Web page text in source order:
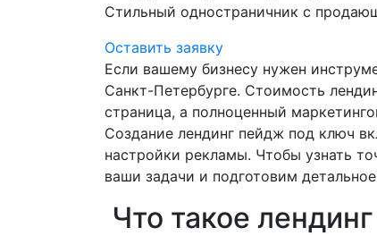
Стильный одностраничник с
Оставить заявку
Если вашему бизнесу нужен
Санкт-Петербурге. Стоимость
страница, а полноценный
Создание лендинг пейдж под ключ
настройки рекламы. Чтобы узнать
ваши задачи и подготовим
Что такое